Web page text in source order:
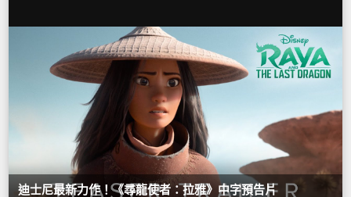
迪士尼最新力作！《尋龍使者：拉雅》中字預告片